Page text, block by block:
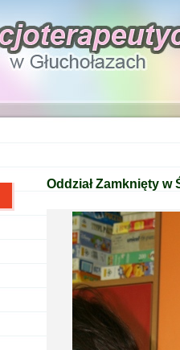
Oddział Zamknięty w